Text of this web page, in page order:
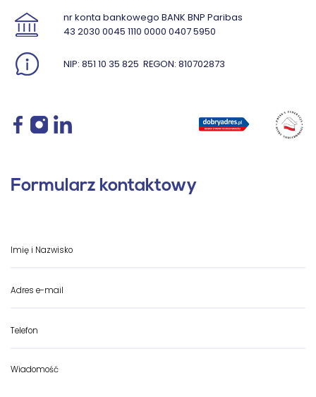
nr konta bankowego BANK BNP Paribas
43 2030 0045 1110 0000 0407 5950
NIP: 851 10 35 825 REGON: 810702873
Formularz kontaktowy